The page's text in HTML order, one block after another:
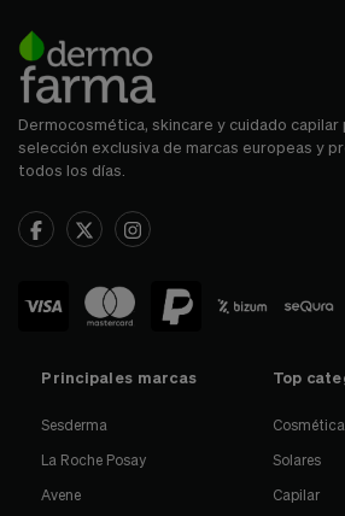
Dermocosmética, skincare y cuidado capilar
selección exclusiva de marcas europeas y
todos los días.
Principales marcas
Sesderma
La Roche Posay
Avene
Top
Solares
Capilar